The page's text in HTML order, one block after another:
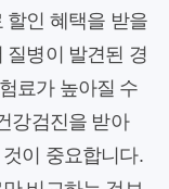
할인 혜택을 받을
질병이 발견된 경
료가 높아질 수
강검진을 받아
이 중요합니다.